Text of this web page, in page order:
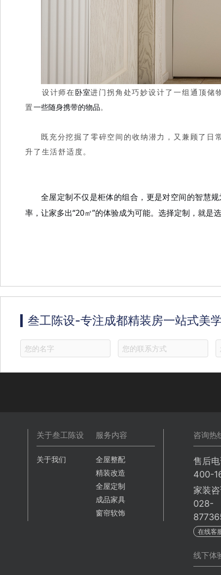
设计师在 卧室进门拐角处巧妙设计了一组通顶储
置一些随身携带的物品。
既充分挖掘了零碎空间的收纳潜力，又兼顾了
升了生活舒适度。
全屋定制不仅是柜体的组合，更是对空间的智慧
率，让家多出“20㎡”的体验成为可能。选择定制，就是
叁工陈设-专注成都精装房一站式美
关于叁工陈设
关于我们
服务内容
全屋整配
精装改造
全屋定制
成品家具
窗帘软饰
咨询热
售后
400-
家装
028-
在线客
线下体